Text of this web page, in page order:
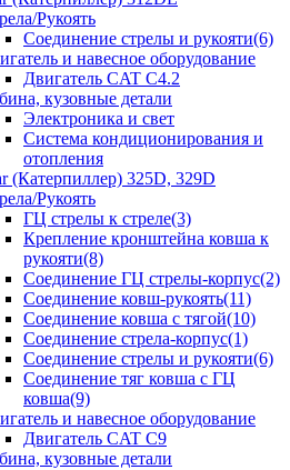
Рукоять
Соединение стрелы и рукояти(6)
и навесное оборудование
Двигатель CAT С4.2
кузовные детали
Электроника и свет
Система кондиционирования и
отопления
(Катерпиллер) 325D, 329D
Рукоять
ГЦ стрелы к стреле(3)
Крепление кронштейна ковша к
рукояти(8)
Соединение ГЦ стрелы-корпус(2)
Соединение ковш-рукоять(11)
Соединение ковша с тягой(10)
Соединение стрела-корпус(1)
Соединение стрелы и рукояти(6)
Соединение тяг ковша с ГЦ
ковша(9)
и навесное оборудование
Двигатель CAT C9
кузовные детали